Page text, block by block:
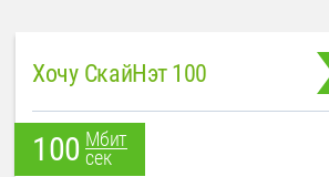
Хочу СкайНэт 100
100 Мбит
сек